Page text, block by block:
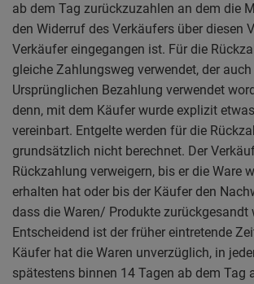
ab dem Tag zurückzuzahlen an dem die
den Widerruf des Verkäufers über diesen
Verkäufer eingegangen ist. Für die
gleiche Zahlungsweg verwendet, der
Ursprünglichen Bezahlung verwendet
denn, mit dem Käufer wurde explizit
vereinbart. Entgelte werden für die
grundsätzlich nicht berechnet. Der
Rückzahlung verweigern, bis er die Ware
erhalten hat oder bis der Käufer den
dass die Waren/ Produkte zurückgesandt
Entscheidend ist der früher eintretende
Käufer hat die Waren unverzüglich, in
spätestens binnen 14 Tagen ab dem Tag